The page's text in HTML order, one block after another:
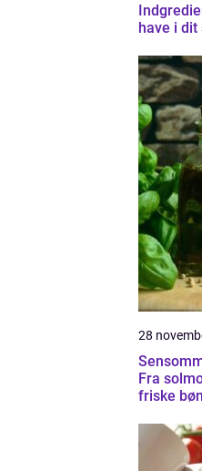
have i
28
Fra
friske